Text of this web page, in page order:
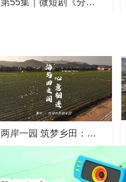
两岸一园 筑梦乡田：…